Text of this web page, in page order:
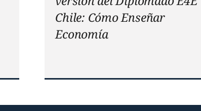
Chile: Cómo Enseñar
Economía